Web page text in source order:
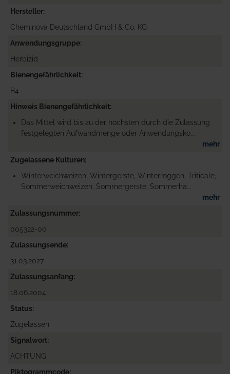
Hersteller
Cheminova Deutschland GmbH & Co. KG
Anwendungsgruppe
Herbizid
Bienengefährlichkeit
B4
Hinweis Bienengefährlichkeit
Das Mittel wird bis zu der höchsten durch die Zulassung
festgelegten Aufwandmenge oder Anwendungsko...
mehr
Zugelassene Kulturen
Winterweichweizen, Wintergerste, Winterroggen, Triticale,
Sommerweichweizen, Sommergerste, Sommerha...
mehr
Zulassungsnummer
005322-00
Zulassungsende
31.03.2027
Zulassungsanfang
18.06.2004
Status
Zugelassen
Signalwort
ACHTUNG
Piktogrammcode